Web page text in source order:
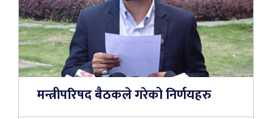
मन्त्रीपरिषद बैठकले गरेको निर्णयहरु